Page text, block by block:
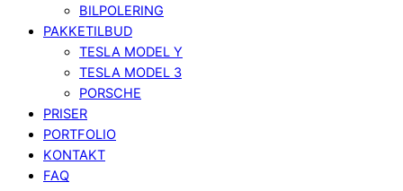
BILPOLERING
PAKKETILBUD
TESLA MODEL Y
TESLA MODEL 3
PORSCHE
PRISER
PORTFOLIO
KONTAKT
FAQ